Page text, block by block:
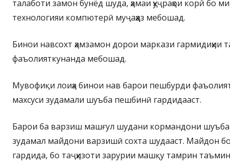
талаботи замон бунёд шуда, ҳамаи ҳуҷраҳои корӣ бо
технологияи компютерӣ муҷаҳҳаз мебошад.
Бинои навсохт ҳамзамон дорои маркази гармидиҳии
фаъолияткунанда мебошад.
Мувофиқи лоиҳа бинои нав барои пешбурди
махсуси зудамали шуъба пешбинӣ гардидааст.
Барои ба варзиш машғул шудани кормандони шуъба,
зудамал майдони варзишӣ сохта шудааст. Майдон бо
гардида, бо таҷҳизоти зарурии машқу тамрин